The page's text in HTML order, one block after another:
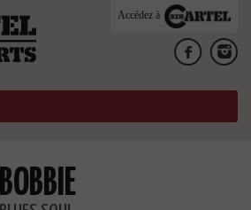
Accédez à
BOBBIE